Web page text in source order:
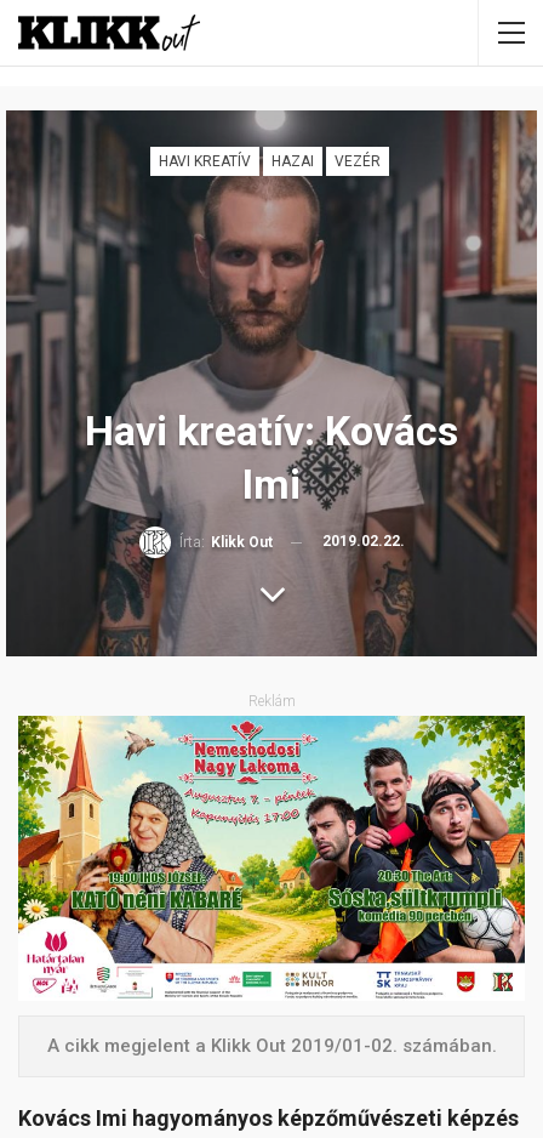
HAVI KREATÍV HAZAI VEZÉR
Havi kreatív: Kovács
Imi
Írta: Klikk Out 2019.02.22.
Reklám
A cikk megjelent a Klikk Out 2019/01-02. számában.
Kovács Imi hagyományos képzőművészeti képzés